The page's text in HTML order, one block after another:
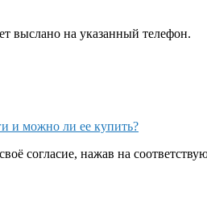
выслано на указанный телефон.
и можно ли ее купить?
согласие, нажав на